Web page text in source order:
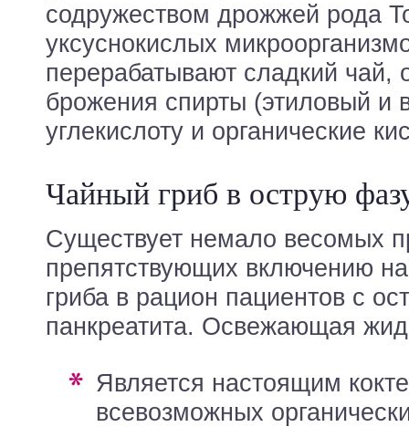
содружеством дрожжей рода
уксуснокислых
перерабатывают сладкий чай,
брожения спирты (этиловый и
углекислоту и органические
Чайный гриб в острую
Существует немало весомых
препятствующих включению
гриба в рацион пациентов с
панкреатита. Освежающая
является настоящим коктейлем из
всевозможных